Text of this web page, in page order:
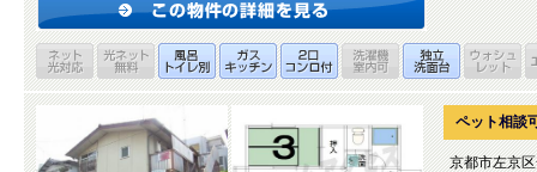
ペット相談
京都市左京